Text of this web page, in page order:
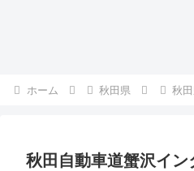
ホーム 秋田県 秋
秋田自動車道蟹沢イ